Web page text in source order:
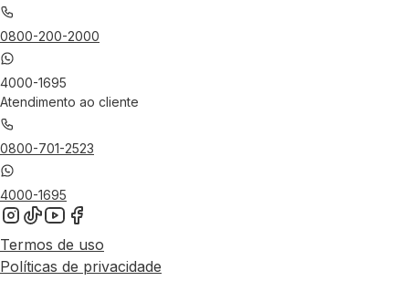
0800-200-2000
4000-1695
Atendimento ao cliente
0800-701-2523
4000-1695
Termos de uso
Políticas de privacidade